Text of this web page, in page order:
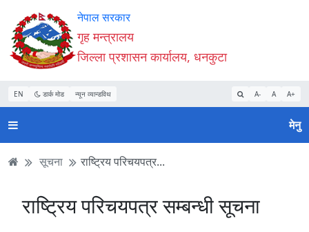
Accessibility
Mode
सुरु
गर्नुहोस्
सामाग्री
पढ्नुहाेस्
नेभिगेसन
पढ्नुहाेस्
वेबसाइट
खोजमा
जानुहोस्
नेपाल सरकार
गृह मन्त्रालय
जिल्ला प्रशासन कार्यालय, धनकुटा
EN डार्क मोड न्यून व्यान्डविथ A- A A+
मेनु
सूचना राष्ट्रिय परिचयपत्र...
राष्ट्रिय परिचयपत्र सम्बन्धी सूचना